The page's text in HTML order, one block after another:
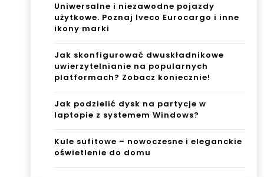
Uniwersalne i niezawodne pojazdy
użytkowe. Poznaj Iveco Eurocargo i inne
ikony marki
Jak skonfigurować dwuskładnikowe
uwierzytelnianie na popularnych
platformach? Zobacz koniecznie!
Jak podzielić dysk na partycje w
laptopie z systemem Windows?
Kule sufitowe – nowoczesne i eleganckie
oświetlenie do domu